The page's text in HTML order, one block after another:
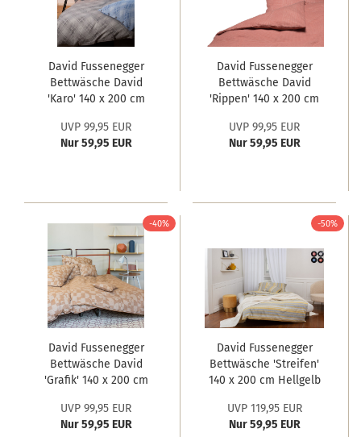
David Fussenegger
Bettwäsche David
'Karo' 140 x 200 cm
UVP 99,95 EUR
Nur 59,95 EUR
David Fussenegger
Bettwäsche David
'Rippen' 140 x 200 cm
UVP 99,95 EUR
Nur 59,95 EUR
-40%
David Fussenegger
Bettwäsche David
'Grafik' 140 x 200 cm
UVP 99,95 EUR
Nur 59,95 EUR
-50%
David Fussenegger
Bettwäsche 'Streifen'
140 x 200 cm Hellgelb
UVP 119,95 EUR
Nur 59,95 EUR